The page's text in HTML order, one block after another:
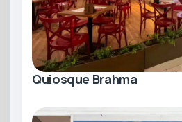
Quiosque Brahma